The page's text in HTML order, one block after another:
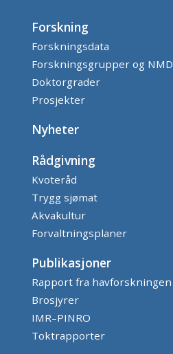
Forskning
Forskningsdata
Forskningsgrupper og NMD
Doktorgrader
Prosjekter
Nyheter
Rådgivning
Kvoteråd
Trygg sjømat
Akvakultur
Forvaltningsplaner
Publikasjoner
Rapport fra havforskningen
Brosjyrer
IMR–PINRO
Toktrapporter